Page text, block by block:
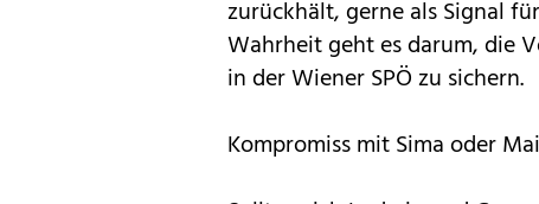
zurückhält, gerne als Signal
Wahrheit geht es darum, die
in der Wiener SPÖ zu sichern.
Kompromiss mit Sima oder